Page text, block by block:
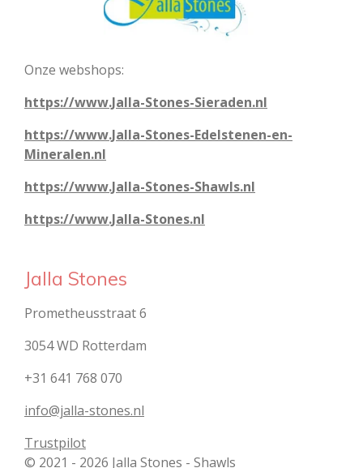
Onze webshops:
https://www.Jalla-Stones-Sieraden.nl
https://www.Jalla-Stones-Edelstenen-en-
Mineralen.nl
https://www.Jalla-Stones-Shawls.nl
https://www.Jalla-Stones.nl
Jalla Stones
Prometheusstraat 6
3054 WD Rotterdam
+31 641 768 070
info@jalla-stones.nl
Trustpilot
© 2021 - 2026 Jalla Stones - Shawls